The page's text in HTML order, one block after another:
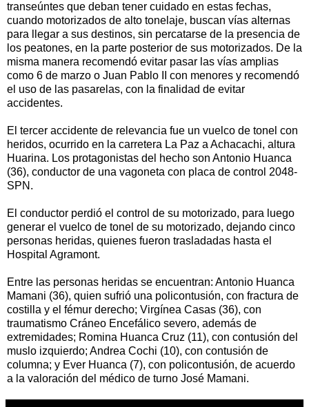
transeúntes que deban tener cuidado en estas fechas,
cuando motorizados de alto tonelaje, buscan vías alternas
para llegar a sus destinos, sin percatarse de la presencia de
los peatones, en la parte posterior de sus motorizados. De la
misma manera recomendó evitar pasar las vías amplias
como 6 de marzo o Juan Pablo II con menores y recomendó
el uso de las pasarelas, con la finalidad de evitar
accidentes.
El tercer accidente de relevancia fue un vuelco de tonel con
heridos, ocurrido en la carretera La Paz a Achacachi, altura
Huarina. Los protagonistas del hecho son Antonio Huanca
(36), conductor de una vagoneta con placa de control 2048-
SPN.
El conductor perdió el control de su motorizado, para luego
generar el vuelco de tonel de su motorizado, dejando cinco
personas heridas, quienes fueron trasladadas hasta el
Hospital Agramont.
Entre las personas heridas se encuentran: Antonio Huanca
Mamani (36), quien sufrió una policontusión, con fractura de
costilla y el fémur derecho; Virgínea Casas (36), con
traumatismo Cráneo Encefálico severo, además de
extremidades; Romina Huanca Cruz (11), con contusión del
muslo izquierdo; Andrea Cochi (10), con contusión de
columna; y Ever Huanca (7), con policontusión, de acuerdo
a la valoración del médico de turno José Mamani.